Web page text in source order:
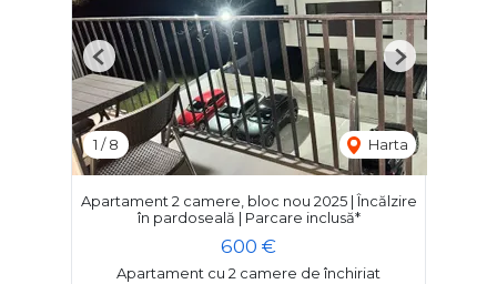
1 /8 Harta
Previous Next
Apartament 2 camere, bloc nou 2025 | Încălzire
în pardoseală | Parcare inclusă*
600 €
Apartament cu 2 camere de închiriat